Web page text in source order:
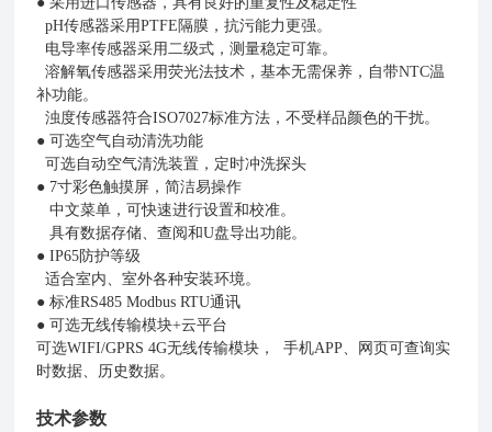
pH传感器采用PTFE隔膜，抗污能力更强。
电导率传感器采用二级式，测量稳定可靠。
溶解氧传感器采用荧光法技术，基本无需保养，自带NTC温
补功能。
浊度传感器符合ISO7027标准方法，不受样品颜色的干扰。
●可选空气自动清洗功能
可选自动空气清洗装置，定时冲洗探头
● 7寸彩色触摸屏，简洁易操作
中文菜单，可快速进行设置和校准。
具有数据存储、查阅和U盘导出功能。
●IP65防护等级
适合室内、室外各种安装环境。
●标准RS485 Modbus RTU通讯
●可选无线传输模块+云平台
可选WIFI/GPRS 4G无线传输模块， 手机APP、网页可查询实
时数据、历史数据。
技术参数